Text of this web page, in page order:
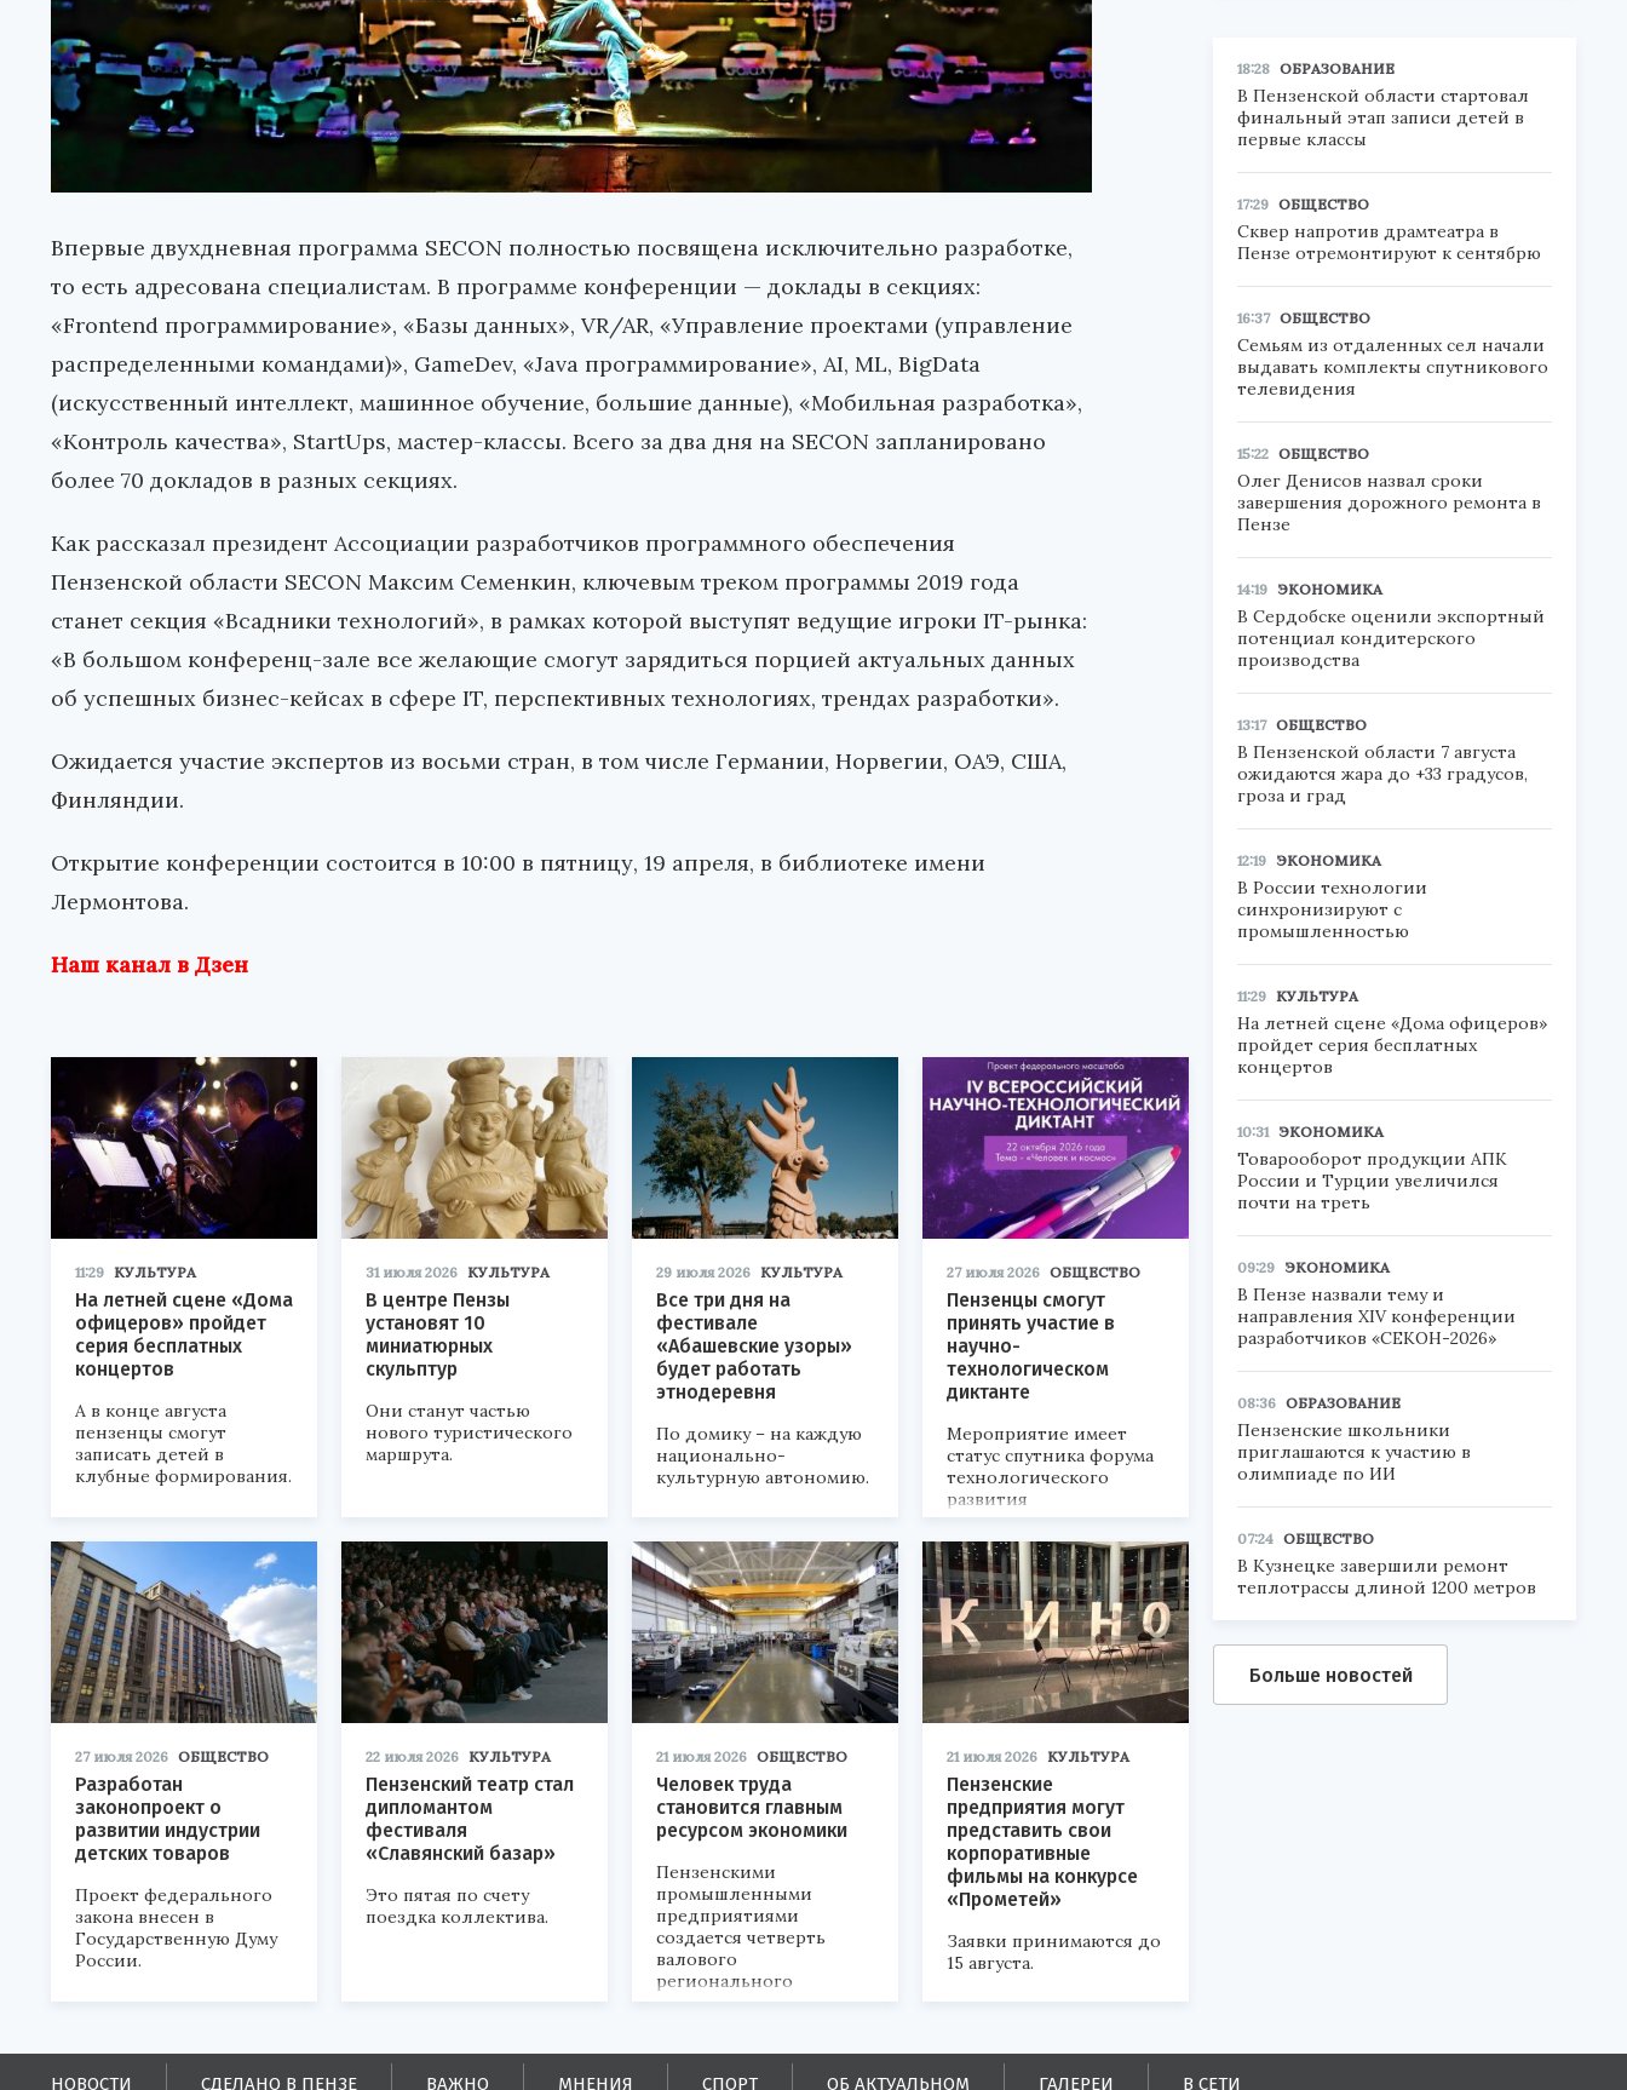
Впервые двухдневная программа SECON полностью посвящена исключительно разработке,
то есть адресована специалистам. В программе конференции — доклады в секциях:
«Frontend программирование», «Базы данных», VR/AR, «Управление проектами (управление
распределенными командами)», GameDev, «Java программирование», AI, ML, BigData
(искусственный интеллект, машинное обучение, большие данные), «Мобильная разработка»,
«Контроль качества», StartUps, мастер-классы. Всего за два дня на SECON запланировано
более 70 докладов в разных секциях.
Как рассказал президент Ассоциации разработчиков программного обеспечения
Пензенской области SECON Максим Семенкин, ключевым треком программы 2019 года
станет секция «Всадники технологий», в рамках которой выступят ведущие игроки IT-рынка:
«В большом конференц-зале все желающие смогут зарядиться порцией актуальных данных
об успешных бизнес-кейсах в сфере IT, перспективных технологиях, трендах разработки».
Ожидается участие экспертов из восьми стран, в том числе Германии, Норвегии, ОАЭ, США,
Финляндии.
Открытие конференции состоится в 10:00 в пятницу, 19 апреля, в библиотеке имени
Лермонтова.
Наш канал в Дзен
11:29 КУЛЬТУРА
На летней сцене «Дома
офицеров» пройдет
серия бесплатных
концертов
А в конце августа
пензенцы смогут
записать детей в
клубные формирования.
31 июля 2026 КУЛЬТУРА
В центре Пензы
установят 10
миниатюрных
скульптур
Они станут частью
нового туристического
маршрута.
29 июля 2026 КУЛЬТУРА
Все три дня на
фестивале
«Абашевские узоры»
будет работать
этнодеревня
По домику – на каждую
национально-
культурную автономию.
27 июля 2026 ОБЩЕСТВО
Пензенцы смогут
принять участие в
научно-
технологическом
диктанте
Мероприятие имеет
статус спутника форума
технологического
развития
«Технопром-2026».
27 июля 2026 ОБЩЕСТВО
Разработан
законопроект о
развитии индустрии
детских товаров
Проект федерального
закона внесен в
Государственную Думу
России.
22 июля 2026 КУЛЬТУРА
Пензенский театр стал
дипломантом
фестиваля
«Славянский базар»
Это пятая по счету
поездка коллектива.
21 июля 2026 ОБЩЕСТВО
Человек труда
становится главным
ресурсом экономики
Пензенскими
промышленными
предприятиями
создается четверть
валового
регионального
продукта и
поступлений в
21 июля 2026 КУЛЬТУРА
Пензенские
предприятия могут
представить свои
корпоративные
фильмы на конкурсе
«Прометей»
Заявки принимаются до
15 августа.
18:28 ОБРАЗОВАНИЕ
В Пензенской области стартовал
финальный этап записи детей в
первые классы
17:29 ОБЩЕСТВО
Сквер напротив драмтеатра в
Пензе отремонтируют к сентябрю
16:37 ОБЩЕСТВО
Семьям из отдаленных сел начали
выдавать комплекты спутникового
телевидения
15:22 ОБЩЕСТВО
Олег Денисов назвал сроки
завершения дорожного ремонта в
Пензе
14:19 ЭКОНОМИКА
В Сердобске оценили экспортный
потенциал кондитерского
производства
13:17 ОБЩЕСТВО
В Пензенской области 7 августа
ожидаются жара до +33 градусов,
гроза и град
12:19 ЭКОНОМИКА
В России технологии
синхронизируют с
промышленностью
11:29 КУЛЬТУРА
На летней сцене «Дома офицеров»
пройдет серия бесплатных
концертов
10:31 ЭКОНОМИКА
Товарооборот продукции АПК
России и Турции увеличился
почти на треть
09:29 ЭКОНОМИКА
В Пензе назвали тему и
направления XIV конференции
разработчиков «СЕКОН-2026»
08:36 ОБРАЗОВАНИЕ
Пензенские школьники
приглашаются к участию в
олимпиаде по ИИ
07:24 ОБЩЕСТВО
В Кузнецке завершили ремонт
теплотрассы длиной 1200 метров
Больше новостей
НОВОСТИ СДЕЛАНО В ПЕНЗЕ ВАЖНО МНЕНИЯ СПОРТ ОБ АКТУАЛЬНОМ ГАЛЕРЕИ В СЕТИ